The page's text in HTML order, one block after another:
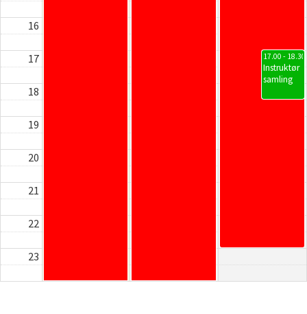
16
17
18
19
20
21
22
23
17.00 - 18.30
Instruktør
samling